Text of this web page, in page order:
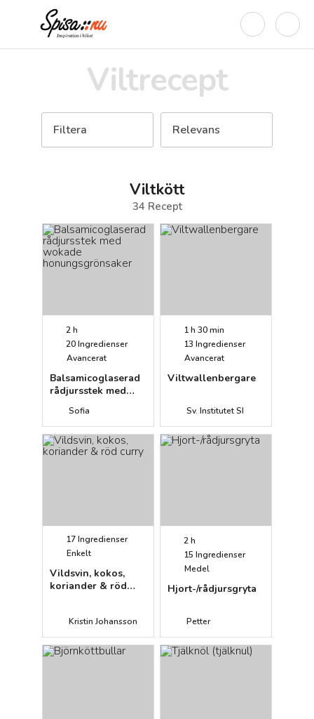
Viltrecept
Filtera Relevans
Viltkött
34 Recept
2 h
20Ingredienser
Avancerat
Balsamicoglaserad
rådjursstek med
honungsgrönsaker
Sofia
1 h 30 min
13 Ingredienser
Avancerat
Viltwallenbergare
Sv. Institutet SI
17Ingredienser
Enkelt
Vildsvin, kokos,
koriander & röd
Kristin Johansson
2 h
15 Ingredienser
Medel
Hjort-/rådjursgryta
Petter